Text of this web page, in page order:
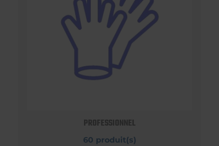
PROFESSIONNEL
60 produit(s)